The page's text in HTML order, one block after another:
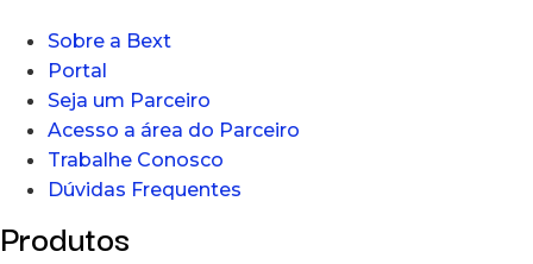
Sobre a Bext
Portal
Seja um Parceiro
Acesso a área do Parceiro
Trabalhe Conosco
Dúvidas Frequentes
Produtos